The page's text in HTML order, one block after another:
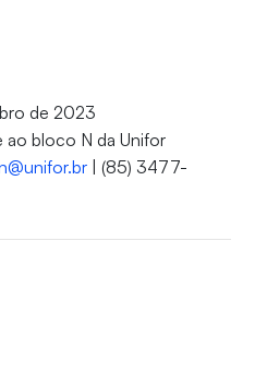
de 2023
ao bloco N da Unifor
| (85) 3477-